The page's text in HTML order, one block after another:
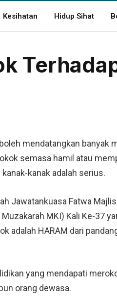
Kesihatan Hidup Sihat
mendatangkan banyak
semasa hamil atau
kanak adalah serius.
Jawatankuasa Fatwa
MKI) Kali Ke-37
adalah HARAM dari
yang mendapati
orang dewasa.